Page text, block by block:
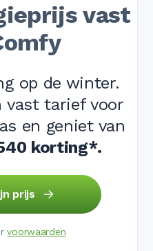
vast
op de winter.
vast tarief voor
en geniet van
korting*.
prijs
voorwaarden